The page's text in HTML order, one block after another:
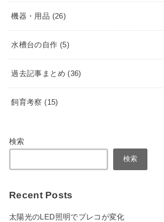
機器・用品 (26)
水槽台の自作 (5)
過去記事まとめ (36)
飼育考察 (15)
検索
検索
Recent Posts
太陽光のLED照明でプレコが変化